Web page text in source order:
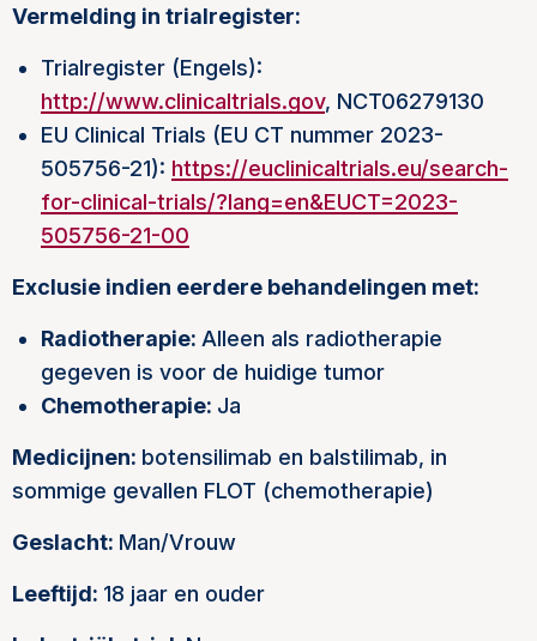
Vermelding in trialregister:
Trialregister (Engels):
http://www.clinicaltrials.gov, NCT06279130
EU Clinical Trials (EU CT nummer 2023-
505756-21): https://euclinicaltrials.eu/search-
for-clinical-trials/?lang=en&EUCT=2023-
505756-21-00
Exclusie indien eerdere behandelingen met:
Radiotherapie: Alleen als radiotherapie
gegeven is voor de huidige tumor
Chemotherapie: Ja
Medicijnen: botensilimab en balstilimab, in
sommige gevallen FLOT (chemotherapie)
Geslacht: Man/Vrouw
Leeftijd: 18 jaar en ouder